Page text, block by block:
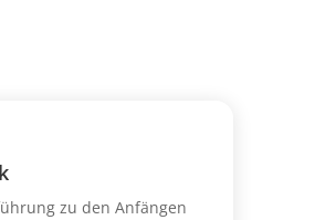
zu den Anfängen